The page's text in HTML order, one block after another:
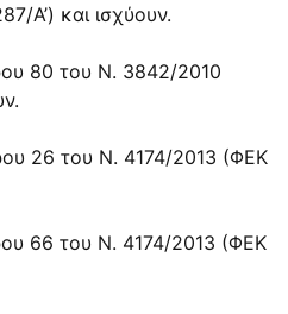
Α’) και ισχύουν.
80 του N. 3842/2010
26 του N. 4174/2013 (ΦΕΚ
66 του N. 4174/2013 (ΦΕΚ